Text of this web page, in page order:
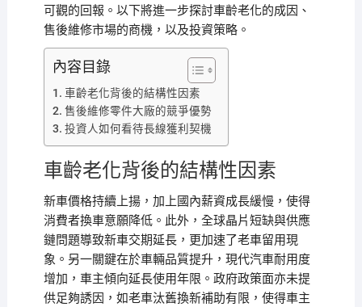
可觀的回報。以下將進一步探討車齡老化的成因、
售後維修市場的商機，以及投資策略。
內容目錄
車齡老化背後的結構性因素
售後維修零件大廠的競爭優勢
投資人如何看待長線獲利契機
車齡老化背後的結構性因素
新車價格持續上揚，加上國內薪資成長緩慢，使得
消費者換車意願降低。此外，全球晶片短缺與供應
鏈問題導致新車交期延長，更加速了老車留用現
象。另一關鍵在於車輛品質提升，現代汽車耐用度
增加，車主傾向延長使用年限。政府政策面亦未提
供足夠誘因，如老車汰舊換新補助有限，使得車主